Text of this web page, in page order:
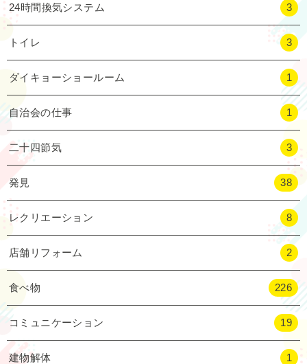
24時間換気システム 3
トイレ 3
ダイキョーショールーム 1
自治会の仕事 1
二十四節気 3
発見 38
レクリエーション 8
店舗リフォーム 2
食べ物 226
コミュニケーション 19
建物解体 1